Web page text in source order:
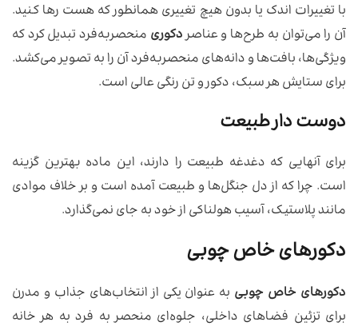
با تغییرات اندک یا بدون هیچ تغییری همانطور که هست رها کنید.
آن را می‌توان به طرح‌ها و عناصردکوری منحصربه‌فرد تبدیل کرد که
ویژگی‌ها، بافت‌ها و دانه‌های منحصربه‌فرد آن را به تصویر می‌کشد.
برای ستایش هر سبک، دکور و تن رنگی عالی است.
دوست دار طبیعت
برای آنهایی که دغدغه طبیعت را دارند، این ماده بهترین گزینه
است. چرا که از دل جنگل‌ها و طبیعت آمده است و بر خلاف موادی
مانند پلاستیک، آسیب هولناکی از خود به جای نمی‌گذارد.
دکورهای خاص چوبی
دکورهای خاص چوبی به عنوان یکی از انتخاب‌های جذاب و مدرن
برای تزئین فضاهای داخلی، جلوه‌ای منحصر به فرد به هر خانه